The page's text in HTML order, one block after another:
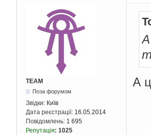
TEAM
Поза форумом
Звідки: Київ
Дата реєстрації: 16.05.2014
Повідомлень: 1 695
Репутація: 1025
А